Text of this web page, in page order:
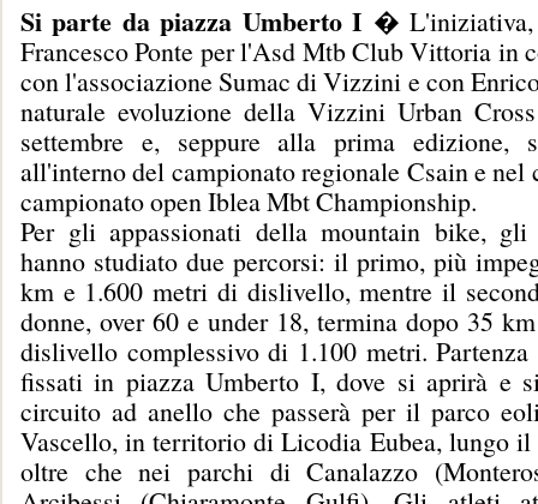
Si parte da piazza Umberto I � L'iniziativa,
Francesco Ponte per l'Asd Mtb Club Vittoria in
con l'associazione Sumac di Vizzini e con
naturale evoluzione della Vizzini Urban
settembre e, seppure alla prima edizione,
all'interno del campionato regionale Csain e nel
campionato open Iblea Mbt Championship.
Per gli appassionati della mountain bike, gli
hanno studiato due percorsi: il primo, più
km e 1.600 metri di dislivello, mentre il
donne, over 60 e under 18, termina dopo 35
dislivello complessivo di 1.100 metri.
fissati in piazza Umberto I, dove si aprirà e
circuito ad anello che passerà per il parco
Vascello, in territorio di Licodia Eubea, lungo
oltre che nei parchi di Canalazzo